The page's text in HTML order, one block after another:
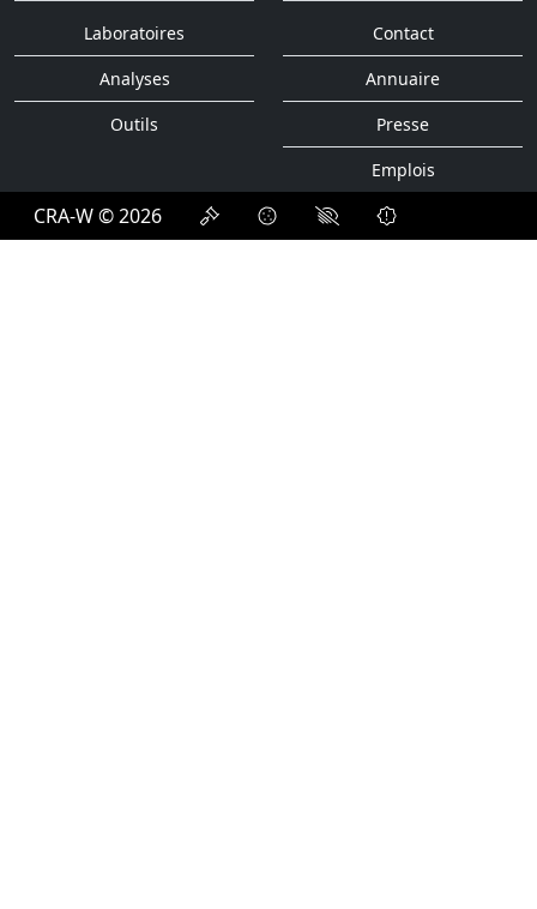
Laboratoires
Analyses
Outils
Contact
Annuaire
Presse
Emplois
CRA-W © 2026